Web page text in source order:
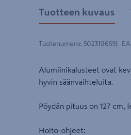
Tuotteen kuvaus
Tuotenumero: 502310659
Alumiinikalusteet ovat
hyvin säänvaihteluita.
Pöydän pituus on 127 cm,
Hoito-ohjeet: